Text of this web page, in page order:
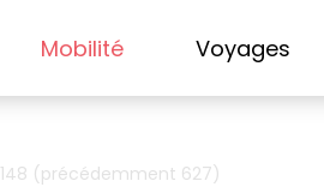
Mobilité Voyages
148 (précédemment 627)